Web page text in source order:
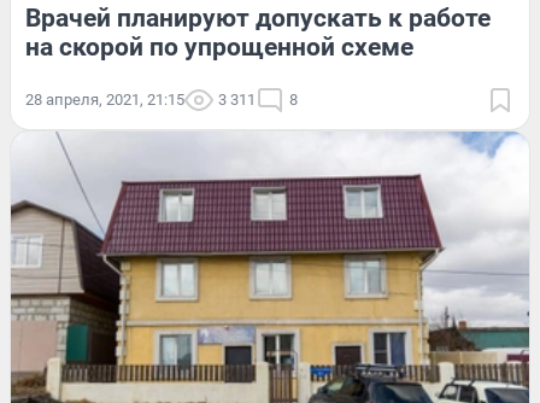
Врачей планируют допускать к работе
на скорой по упрощенной схеме
28 апреля, 2021, 21:15 3 311 8